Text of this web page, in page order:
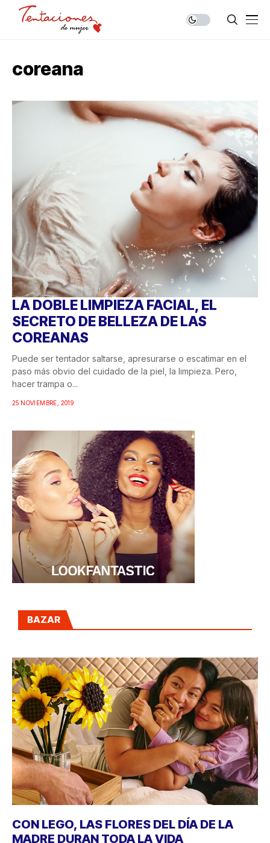
coreana
LA DOBLE LIMPIEZA FACIAL, EL
SECRETO DE BELLEZA DE LAS
COREANAS
Puede ser tentador saltarse, apresurarse o escatimar en el
paso más obvio del cuidado de la piel, la limpieza. Pero,
hacer trampa o...
25 NOVIEMBRE, 2019
BAZAR
CON LEGO, LAS FLORES DEL DÍA DE LA
MADRE DURAN TODA LA VIDA